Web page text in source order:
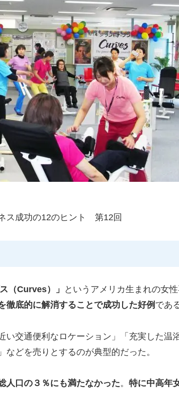
ス成功の12のヒント 第12回
（Curves）」
というアメリカ生まれの女
徹底的に解消することで成功した好例 であ
い交通便利なロケーション」「充実した温
どを売りとするのが典型的だった。
人口の３％にも満たなかった。 特に中高年